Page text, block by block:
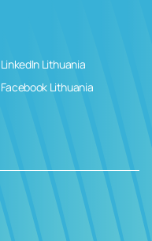
LinkedIn Lithuania
Facebook Lithuania